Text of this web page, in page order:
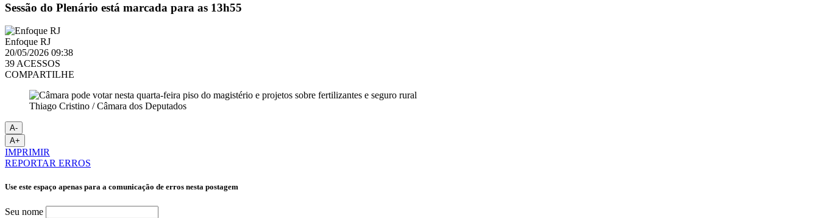
Sessão do Plenário está marcada para as 13h55
Enfoque RJ
20/05/2026 09:38
39 ACESSOS
COMPARTILHE
Thiago Cristino / Câmara dos Deputados
A-
A+
IMPRIMIR
REPORTAR ERROS
Use este espaço apenas para a comunicação de erros nesta postagem
Seu nome